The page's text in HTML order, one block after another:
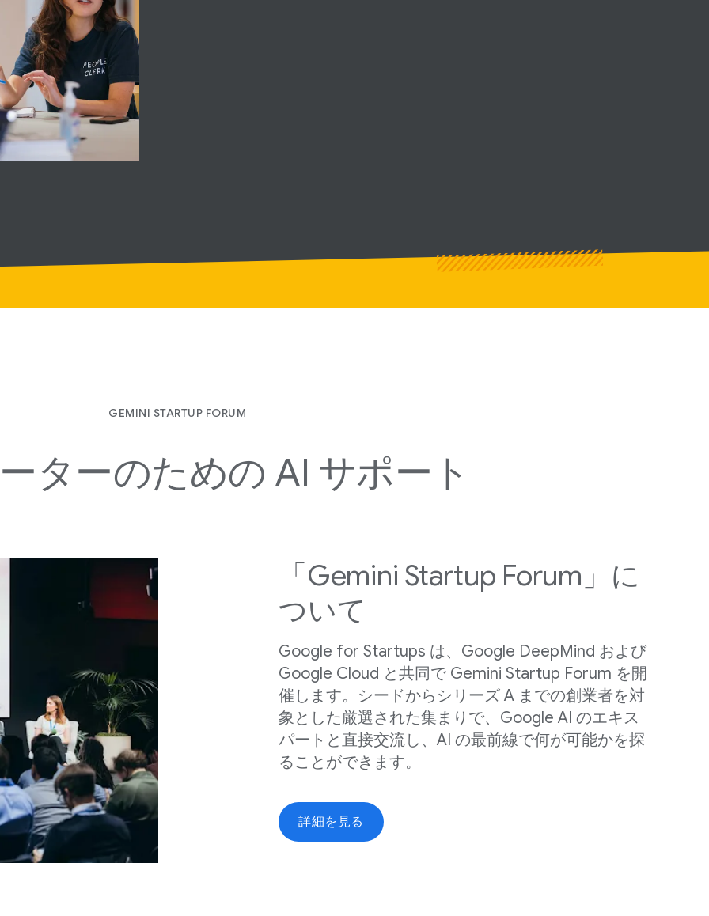
GEMINI STARTUP FORUM
ターの​ための AI サポート
「Gemini Startup Forum」に​
ついて
Google for Startups は、​Google DeepMind および
Google Cloud と​共同で Gemini Startup Forum を​開
催します。​シードから​シリーズ A までの​創業者を​対
象とした​厳選された​集まりで、​Google AI の​エキス
パートと​直接交流し、​AI の​最前線で​何が​可能かを​探
る​ことができます。
詳細を​見る